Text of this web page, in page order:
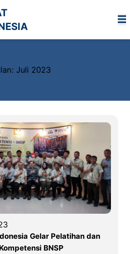
Juli 2023
Gelar Pelatihan dan
BNSP